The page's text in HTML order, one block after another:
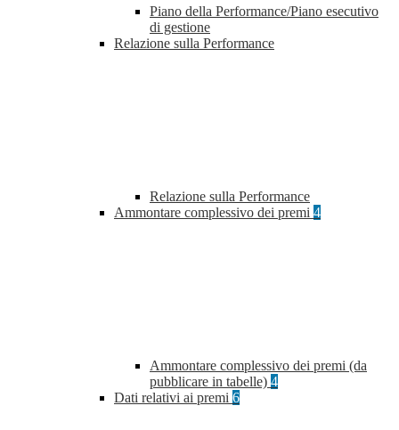
Piano della Performance/Piano esecutivo
di gestione
Relazione sulla Performance
Relazione sulla Performance
Ammontare complessivo dei premi 4
Ammontare complessivo dei premi (da
pubblicare in tabelle) 4
Dati relativi ai premi 6